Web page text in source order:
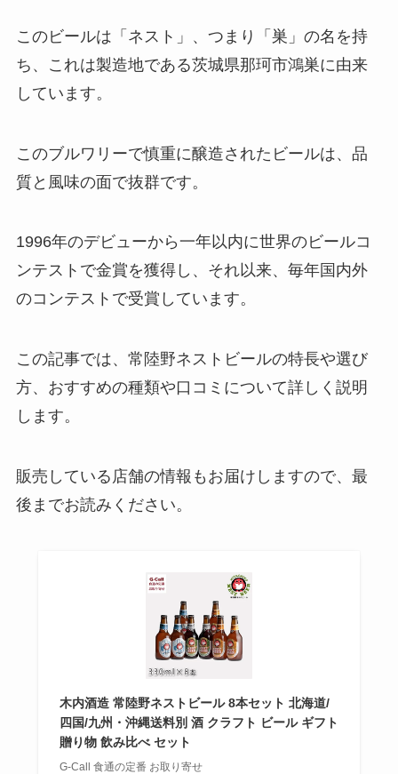
は？
る？セブンやドンキで買える？コ
ンビニでの値段はいくら？
ビスエリアで売ってる？口コミで
ファミマでの取扱いは？？
取扱いは？
しあわせの激辛はどこで売って
コミ評価を調査！
このビールは「ネスト」、つまり「巣」の名を持
ち、これは製造地である茨城県那珂市鴻巣に由来
しています。
このブルワリーで慎重に醸造されたビールは、品
質と風味の面で抜群です。
1996年のデビューから一年以内に世界のビールコ
ンテストで金賞を獲得し、それ以来、毎年国内外
のコンテストで受賞しています。
この記事では、常陸野ネストビールの特長や選び
方、おすすめの種類や口コミについて詳しく説明
します。
販売している店舗の情報もお届けしますので、最
後までお読みください。
木内酒造 常陸野ネストビール 8本セット 北海道/
四国/九州・沖縄送料別 酒 クラフト ビール ギフト
贈り物 飲み比べ セット
G-Call 食通の定番 お取り寄せ